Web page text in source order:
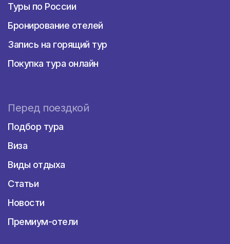
Туры по России
Бронирование отелей
Запись на горящий тур
Покупка тура онлайн
Перед поездкой
Подбор тура
Виза
Виды отдыха
Статьи
Новости
Премиум-отели